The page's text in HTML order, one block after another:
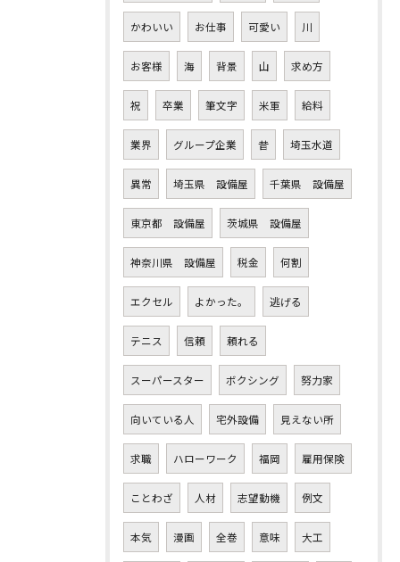
かわいい お仕事 可愛い 川
お客様 海 背景 山 求め方
祝 卒業 筆文字 米軍 給料
業界 グループ企業 昔 埼玉水道
異常 埼玉県 設備屋 千葉県 設備屋
東京都 設備屋 茨城県 設備屋
神奈川県 設備屋 税金 何割
エクセル よかった。 逃げる
テニス 信頼 頼れる
スーパースター ボクシング 努力家
向いている人 宅外設備 見えない所
求職 ハローワーク 福岡 雇用保険
ことわざ 人材 志望動機 例文
本気 漫画 全巻 意味 大工